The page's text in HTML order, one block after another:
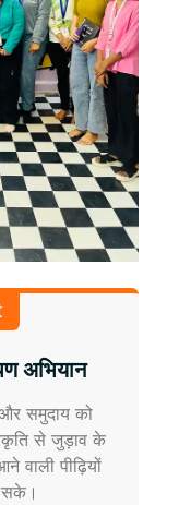
अभियान
समुदाय को
से जुड़ाव के
वाली पीढ़ियों
सके।